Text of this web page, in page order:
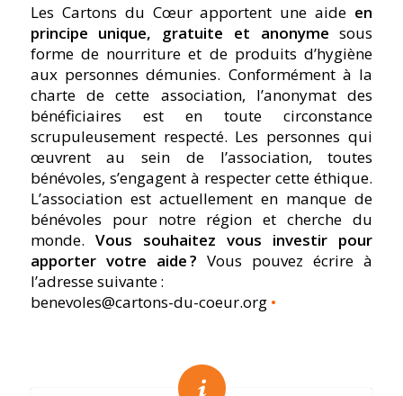
Les Cartons du Cœur apportent une aide en
principe unique, gratuite et anonyme sous
forme de nourriture et de produits d’hygiène
aux personnes démunies. Conformément à la
charte de cette association, l’anonymat des
bénéficiaires est en toute circonstance
scrupuleusement respecté. Les personnes qui
œuvrent au sein de l’association, toutes
bénévoles, s’engagent à respecter cette éthique.
L’association est actuellement en manque de
bénévoles pour notre région et cherche du
monde. Vous souhaitez vous investir pour
apporter votre aide ? Vous pouvez écrire à
l’adresse suivante :
benevoles@cartons-du-coeur.org •